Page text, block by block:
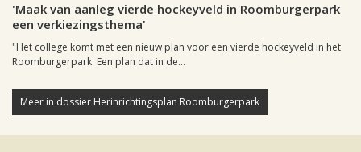
'Maak van aanleg vierde hockeyveld in Roomburgerpark
een verkiezingsthema'
"Het college komt met een nieuw plan voor een vierde hockeyveld in het
Roomburgerpark. Een plan dat in de...
Meer in dossier Herinrichtingsplan Roomburgerpark